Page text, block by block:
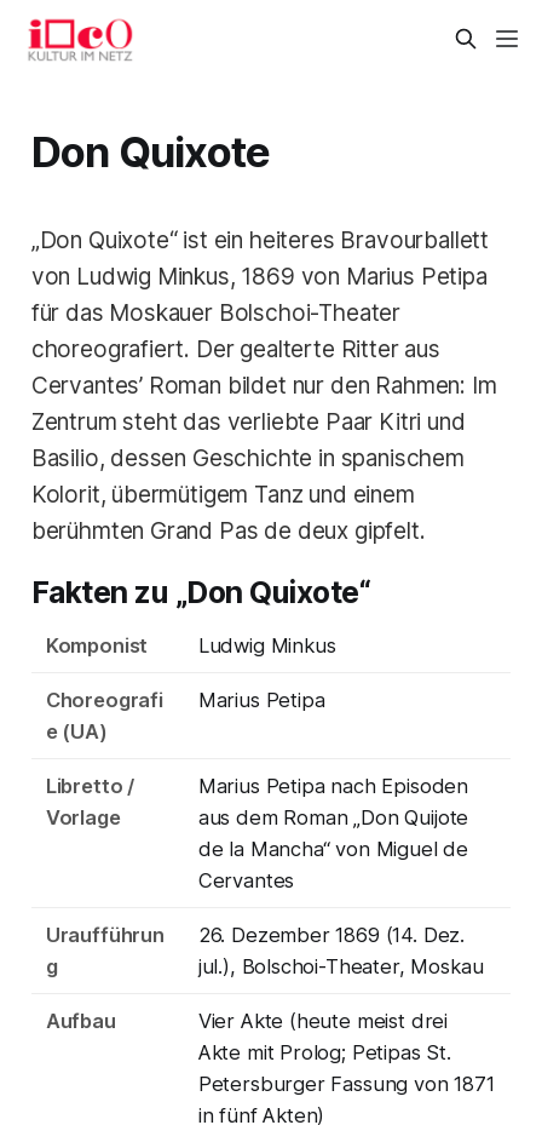
Don Quixote
„Don Quixote“ ist ein heiteres Bravourballett
von Ludwig Minkus, 1869 von Marius Petipa
für das Moskauer Bolschoi-Theater
choreografiert. Der gealterte Ritter aus
Cervantes’ Roman bildet nur den Rahmen: Im
Zentrum steht das verliebte Paar Kitri und
Basilio, dessen Geschichte in spanischem
Kolorit, übermütigem Tanz und einem
berühmten Grand Pas de deux gipfelt.
Fakten zu „Don Quixote“
Komponist Ludwig Minkus
Choreografi
e (UA)
Marius Petipa
Libretto /
Vorlage
Marius Petipa nach Episoden
aus dem Roman „Don Quijote
de la Mancha“ von Miguel de
Cervantes
Uraufführun
g
26. Dezember 1869 (14. Dez.
jul.), Bolschoi-Theater, Moskau
Aufbau
Vier Akte (heute meist drei
Akte mit Prolog; Petipas St.
Petersburger Fassung von 1871
in fünf Akten)